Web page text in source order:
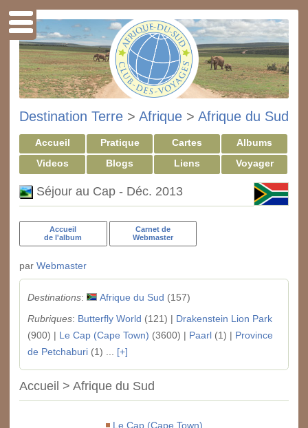
Destination Terre > Afrique > Afrique du Sud
Accueil Pratique Cartes
Albums
Videos
Blogs Liens Voyager
Séjour au Cap - Déc. 2013
Accueil
de l'album
Carnet de
Webmaster
par Webmaster
Destinations: Afrique du Sud (157)
Rubriques: Butterfly World (121) | Drakenstein Lion Park
(900) | Le Cap (Cape Town) (3600) | Paarl(1) | Province
de Petchaburi(1) ... [+]
Accueil > Afrique du Sud
Le Cap (Cape Town)